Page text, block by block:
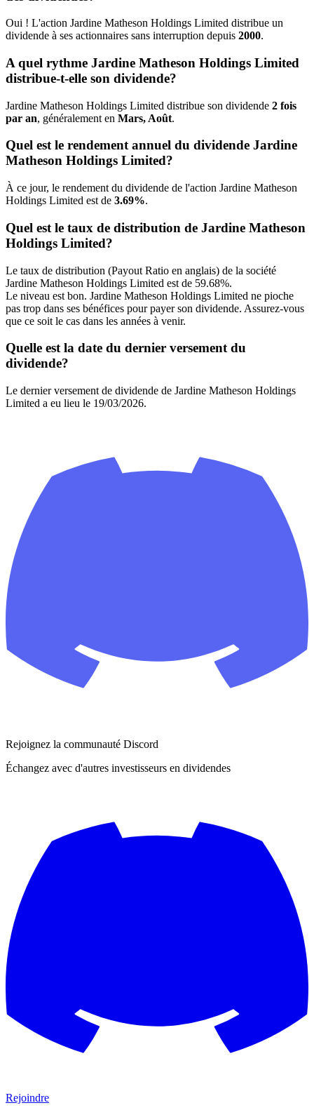
Oui ! L'action Jardine Matheson Holdings Limited distribue un
dividende à ses actionnaires sans interruption depuis 2000.
A quel rythme Jardine Matheson Holdings Limited
distribue-t-elle son dividende?
Jardine Matheson Holdings Limited distribue son dividende 2 fois
par an, généralement en Mars, Août.
Quel est le rendement annuel du dividende Jardine
Matheson Holdings Limited?
À ce jour, le rendement du dividende de l'action Jardine Matheson
Holdings Limited est de 3.69%.
Quel est le taux de distribution de Jardine Matheson
Holdings Limited?
Le taux de distribution (Payout Ratio en anglais) de la société
Jardine Matheson Holdings Limited est de 59.68%.
Le niveau est bon. Jardine Matheson Holdings Limited ne pioche
pas trop dans ses bénéfices pour payer son dividende. Assurez-vous
que ce soit le cas dans les années à venir.
Quelle est la date du dernier versement du
dividende?
Le dernier versement de dividende de Jardine Matheson Holdings
Limited a eu lieu le 19/03/2026.
Rejoignez la communauté Discord
Échangez avec d'autres investisseurs en dividendes
Rejoindre